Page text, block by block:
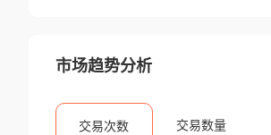
市场趋势分析
交易次数 交易数量